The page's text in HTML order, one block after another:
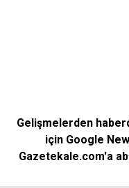
Gelişmelerden
için Google
Gazetekale.com'a